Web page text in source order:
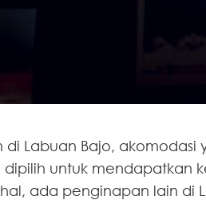
di Labuan Bajo,
untuk mendapatkan
ada penginapan lain di